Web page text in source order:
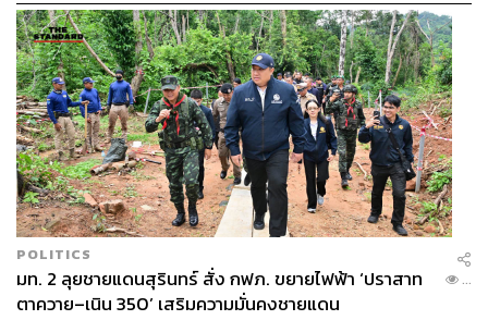
POLITICS
มท. 2 ลุยชายแดนสุรินทร์ สั่ง กฟภ. ขยายไฟฟ้า ‘ปราสาท
ตาควาย–เนิน 350’ เสริมความมั่นคงชายแดน
...